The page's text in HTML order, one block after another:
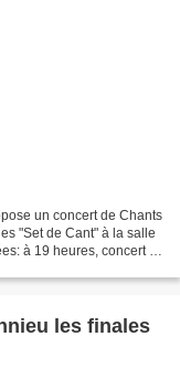
un concert de Chants
"Set de Cant" à la salle
à 19 heures, concert et
les finales